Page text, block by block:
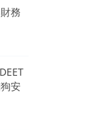
務
安